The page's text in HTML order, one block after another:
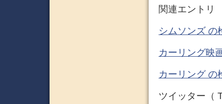
関連エントリ
シムソンズ の
カーリング映
カーリング の
ツイッター（